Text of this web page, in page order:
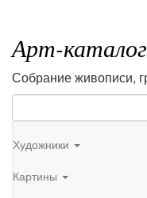
Арт-каталог
Собрание живописи,
Художники
Картины